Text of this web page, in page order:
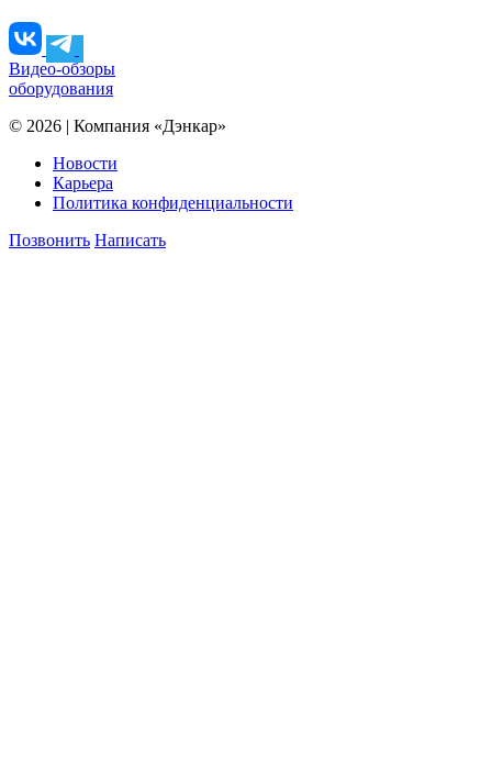
Видео-обзоры
оборудования
© 2026 | Компания «Дэнкар»
Новости
Карьера
Политика конфиденциальности
Позвонить Написать